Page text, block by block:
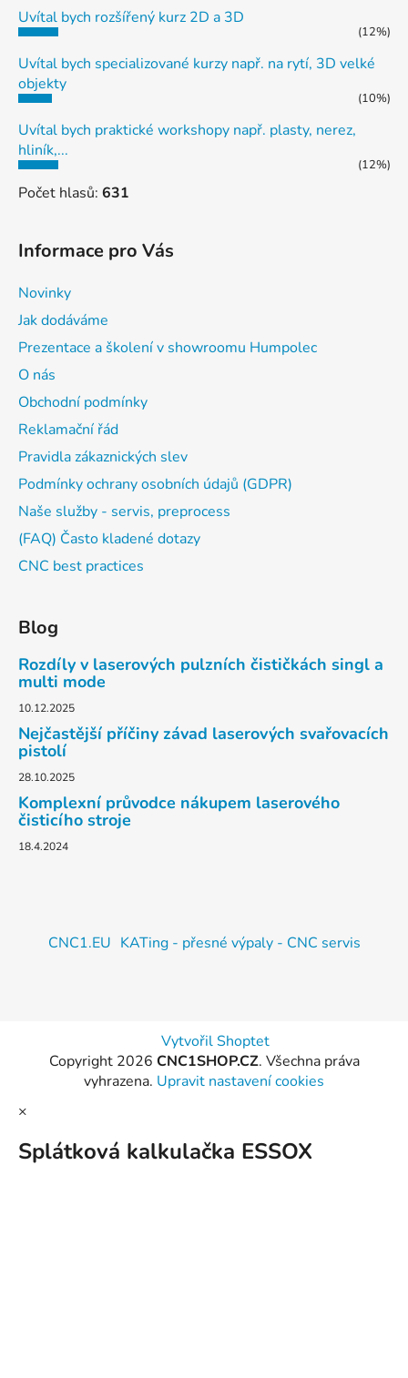
Uvítal bych rozšířený kurz 2D a 3D
(12%)
Uvítal bych specializované kurzy např. na rytí, 3D velké
objekty
(10%)
Uvítal bych praktické workshopy např. plasty, nerez,
hliník,...
(12%)
Počet hlasů: 631
Informace pro Vás
Novinky
Jak dodáváme
Prezentace a školení v showroomu Humpolec
O nás
Obchodní podmínky
Reklamační řád
Pravidla zákaznických slev
Podmínky ochrany osobních údajů (GDPR)
Naše služby - servis, preprocess
(FAQ) Často kladené dotazy
CNC best practices
Blog
Rozdíly v laserových pulzních čističkách singl a
multi mode
10.12.2025
Nejčastější příčiny závad laserových svařovacích
pistolí
28.10.2025
Komplexní průvodce nákupem laserového
čisticího stroje
18.4.2024
CNC1.EU KATing - přesné výpaly - CNC servis
Vytvořil Shoptet
Copyright 2026 CNC1SHOP.CZ. Všechna práva
vyhrazena. Upravit nastavení cookies
×
Splátková kalkulačka ESSOX